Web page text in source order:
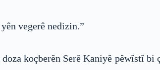
vegerê nedizin.”
koçberên Serê Kaniyê pêwîstî